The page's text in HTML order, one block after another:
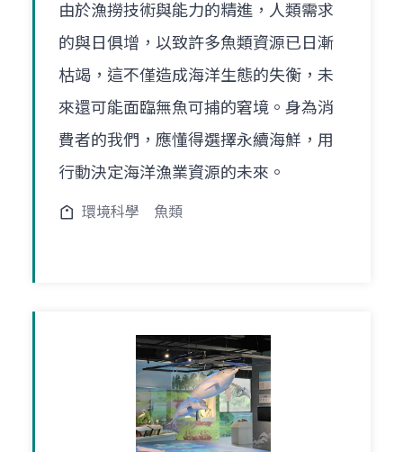
由於漁撈技術與能力的精進，人類需求
的與日俱增，以致許多魚類資源已日漸
枯竭，這不僅造成海洋生態的失衡，未
來還可能面臨無魚可捕的窘境。身為消
費者的我們，應懂得選擇永續海鮮，用
行動決定海洋漁業資源的未來。
環境科學 魚類